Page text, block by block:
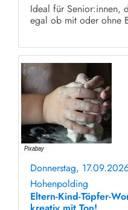
Ideal für Senior:innen,
egal ob mit oder ohne
Donnerstag,
Hohenpolding
Eltern-Kind-Töpfer-